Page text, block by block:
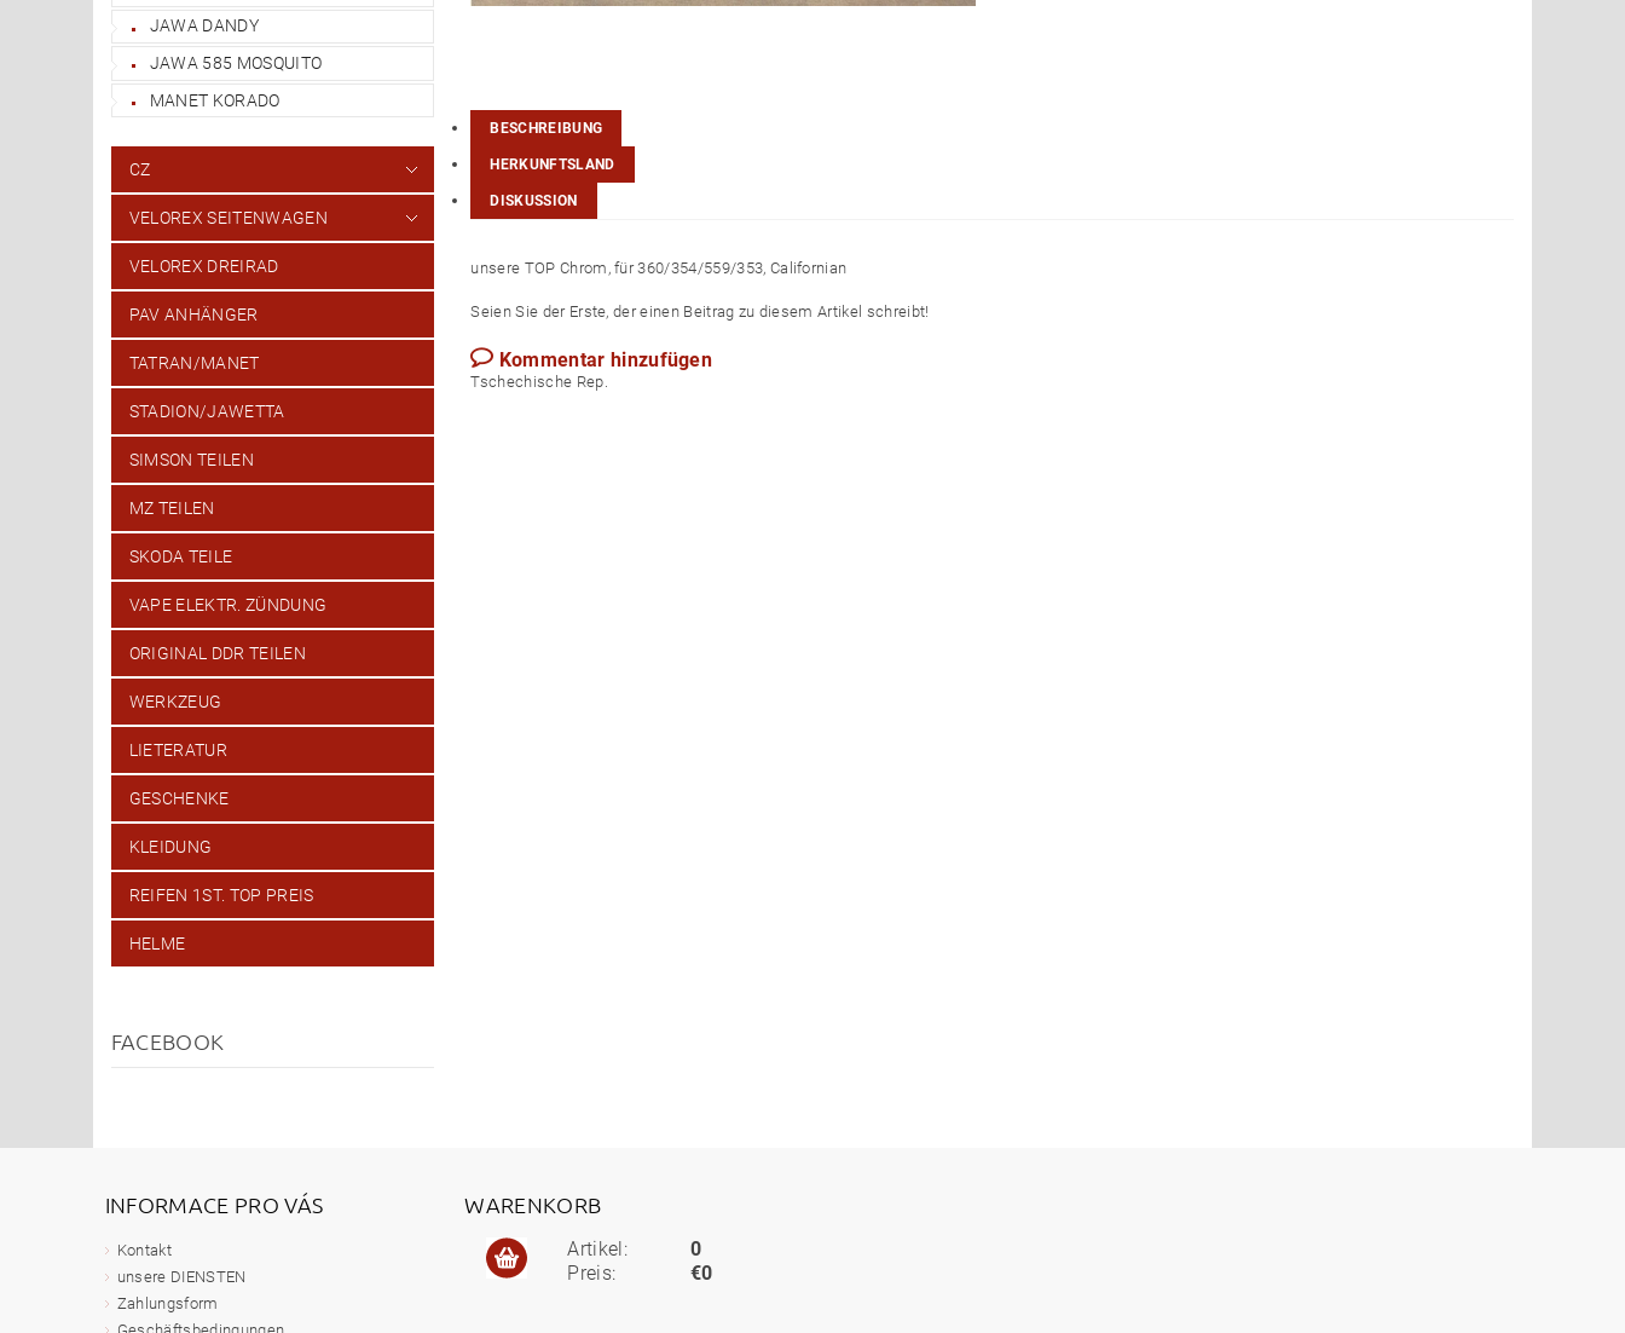
JAWA DANDY
JAWA 585 MOSQUITO
MANET KORADO
CZ
VELOREX SEITENWAGEN
VELOREX DREIRAD
PAV ANHÄNGER
TATRAN/MANET
STADION/JAWETTA
SIMSON TEILEN
MZ TEILEN
SKODA TEILE
VAPE ELEKTR. ZÜNDUNG
ORIGINAL DDR TEILEN
WERKZEUG
LIETERATUR
GESCHENKE
KLEIDUNG
REIFEN 1ST. TOP PREIS
HELME
FACEBOOK
BESCHREIBUNG
HERKUNFTSLAND
DISKUSSION
unsere TOP Chrom, für 360/354/559/353, Californian
Seien Sie der Erste, der einen Beitrag zu diesem Artikel schreibt!
Kommentar hinzufügen
Tschechische Rep.
INFORMACE PRO VÁS
Kontakt
unsere DIENSTEN
Zahlungsform
WARENKORB
Artikel:
Preis:
0
€0